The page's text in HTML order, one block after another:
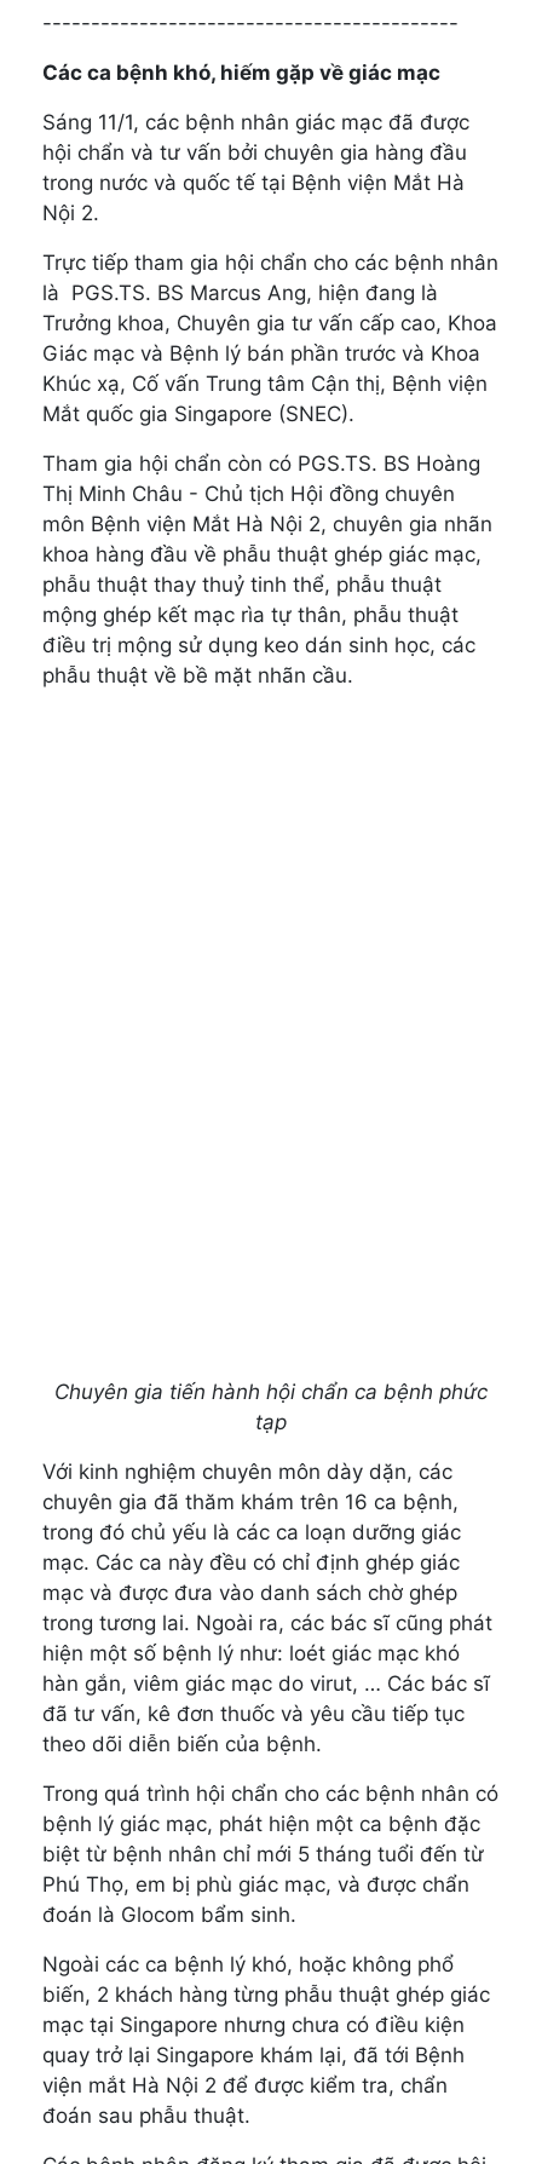
-------------------------------------------
Các ca bệnh khó, hiếm gặp về giác mạc
Sáng 11/1, các bệnh nhân giác mạc đã được
hội chẩn và tư vấn bởi chuyên gia hàng đầu
trong nước và quốc tế tại Bệnh viện Mắt Hà
Nội 2.
Trực tiếp tham gia hội chẩn cho các bệnh nhân
là PGS.TS. BS Marcus Ang, hiện đang là
Trưởng khoa, Chuyên gia tư vấn cấp cao, Khoa
Giác mạc và Bệnh lý bán phần trước và Khoa
Khúc xạ, Cố vấn Trung tâm Cận thị, Bệnh viện
Mắt quốc gia Singapore (SNEC).
Tham gia hội chẩn còn có PGS.TS. BS Hoàng
Thị Minh Châu - Chủ tịch Hội đồng chuyên
môn Bệnh viện Mắt Hà Nội 2, chuyên gia nhãn
khoa hàng đầu về phẫu thuật ghép giác mạc,
phẫu thuật thay thuỷ tinh thể, phẫu thuật
mộng ghép kết mạc rìa tự thân, phẫu thuật
điều trị mộng sử dụng keo dán sinh học, các
phẫu thuật về bề mặt nhãn cầu.
Chuyên gia tiến hành hội chẩn ca bệnh phức
tạp
Với kinh nghiệm chuyên môn dày dặn, các
chuyên gia đã thăm khám trên 16 ca bệnh,
trong đó chủ yếu là các ca loạn dưỡng giác
mạc. Các ca này đều có chỉ định ghép giác
mạc và được đưa vào danh sách chờ ghép
trong tương lai. Ngoài ra, các bác sĩ cũng phát
hiện một số bệnh lý như: loét giác mạc khó
hàn gắn, viêm giác mạc do virut, … Các bác sĩ
đã tư vấn, kê đơn thuốc và yêu cầu tiếp tục
theo dõi diễn biến của bệnh.
Trong quá trình hội chẩn cho các bệnh nhân có
bệnh lý giác mạc, phát hiện một ca bệnh đặc
biệt từ bệnh nhân chỉ mới 5 tháng tuổi đến từ
Phú Thọ, em bị phù giác mạc, và được chẩn
đoán là Glocom bẩm sinh.
Ngoài các ca bệnh lý khó, hoặc không phổ
biến, 2 khách hàng từng phẫu thuật ghép giác
mạc tại Singapore nhưng chưa có điều kiện
quay trở lại Singapore khám lại, đã tới Bệnh
viện mắt Hà Nội 2 để được kiểm tra, chẩn
đoán sau phẫu thuật.